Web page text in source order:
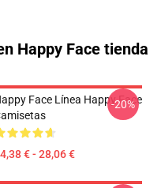
Happy Face tienda
Face Línea Happy Face
€ - 28,06 €
-20%